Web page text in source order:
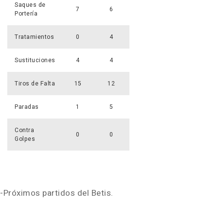
Saques de
Portería
7 6
Tratamientos 0 4
Sustituciones 4 4
Tiros de Falta 15 12
Paradas 1 5
Contra
Golpes
0 0
-Próximos partidos del Betis.